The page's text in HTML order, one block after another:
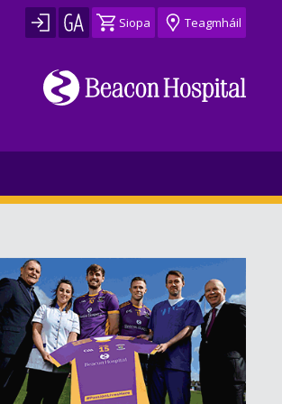
Siopa Teagmháil